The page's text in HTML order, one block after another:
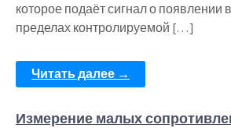
которое подаёт сигнал о появлении
пределах контролируемой […]
Читать далее →
Измерение малых